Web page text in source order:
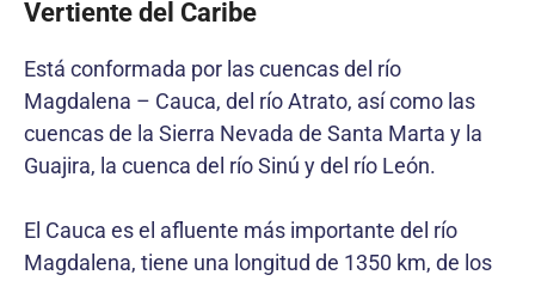
Vertiente del Caribe
Está conformada por las cuencas del río
Magdalena – Cauca, del río Atrato, así como las
cuencas de la Sierra Nevada de Santa Marta y la
Guajira, la cuenca del río Sinú y del río León.
El Cauca es el afluente más importante del río
Magdalena, tiene una longitud de 1350 km, de los